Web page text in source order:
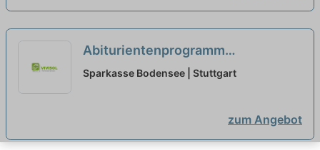
Abiturientenprogramm
Bankkaufmann vertriebsorientiert
Sparkasse Bodensee | Stuttgart
zum Angebot